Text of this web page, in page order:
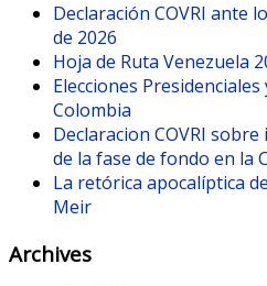
Declaración COVRI ante
de 2026
Hoja de Ruta Venezuela
Elecciones
Colombia
Declaracion COVRI
de la fase de fondo en la
La retórica apocalíptica
Meir
Archives